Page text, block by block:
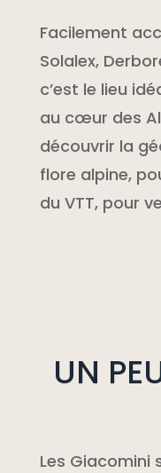
Facilement
Solalex,
c’est le lieu
au cœur des
découvrir la
flore alpine,
du VTT, pour
UN
Les Giacomini